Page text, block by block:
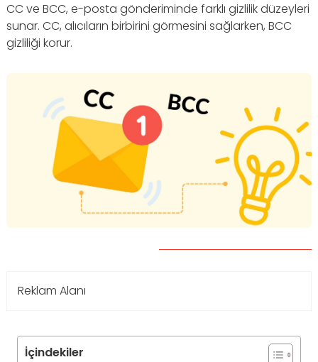
CC ve BCC, e-posta gönderiminde farklı gizlilik düzeyleri
sunar. CC, alıcıların birbirini görmesini sağlarken, BCC
gizliliği korur.
Reklam Alanı
İçindekiler